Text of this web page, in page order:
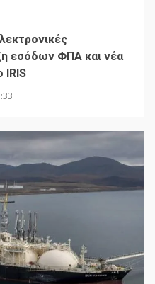
εσόδων ΦΠΑ και νέα
IRIS